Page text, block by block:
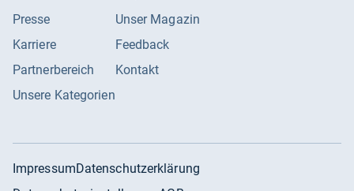
Presse
Karriere
Partnerbereich
Unsere Kategorien
Unser Magazin
Feedback
Kontakt
ImpressumDatenschutzerklärung